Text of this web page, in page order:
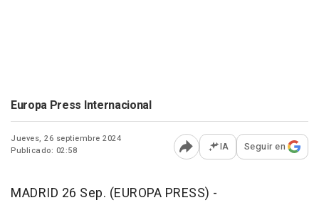
Europa Press Internacional
Jueves, 26 septiembre 2024
Publicado: 02:58
Abrir opciones para
IA Seguir en
MADRID 26 Sep. (EUROPA PRESS) -